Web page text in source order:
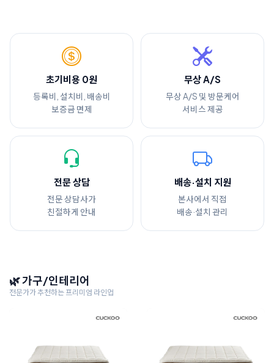
초기비용 0원
등록비, 설치비, 배송비
보증금 면제
무상 A/S
무상 A/S 및 방문케어
서비스 제공
전문 상담
전문 상담사가
친절하게 안내
배송·설치 지원
본사에서 직접
배송·설치 관리
🌿 가구/인테리어
전문가가 추천하는 프리미엄 라인업